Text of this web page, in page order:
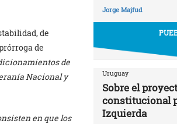
de
de
de
Nacional y
en que los
Jorge Majfud
Uruguay
Sobre el
constitucional
Izquierda